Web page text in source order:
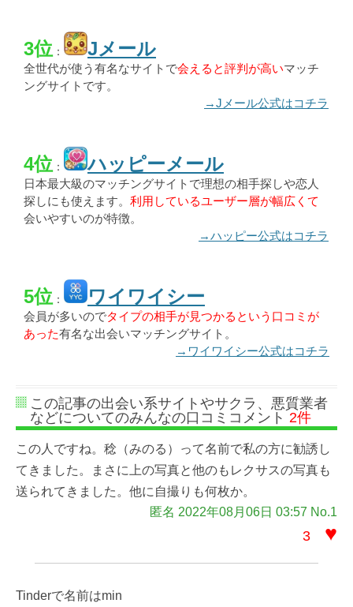
3位 ： Jメール
全世代が使う有名なサイトで会えると評判が高いマッチ
ングサイトです。
→Jメール公式はコチラ
4位 ： ハッピーメール
日本最大級のマッチングサイトで理想の相手探しや恋人
探しにも使えます。 利用しているユーザー層が幅広くて
会いやすいのが特徴。
→ハッピー公式はコチラ
5位 ： ワイワイシー
会員が多いのでタイプの相手が見つかるという口コミが
あった有名な出会いマッチングサイト。
→ワイワイシー公式はコチラ
この記事の出会い系サイトやサクラ、悪質業者
などについてのみんなの口コミコメント 2件
この人ですね。稔（みのる）って名前で私の方に勧誘し
てきました。まさに上の写真と他のもレクサスの写真も
送られてきました。他に自撮りも何枚か。
匿名 2022年08月06日 03:57 No.1
3 ♥
Tinderで名前はmin